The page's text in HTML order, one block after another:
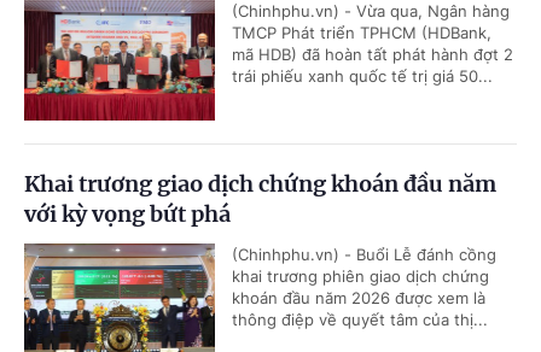
(Chinhphu.vn) - Vừa qua, Ngân hàng
TMCP Phát triển TPHCM (HDBank,
mã HDB) đã hoàn tất phát hành đợt 2
trái phiếu xanh quốc tế trị giá 50...
Khai trương giao dịch chứng khoán đầu năm
với kỳ vọng bứt phá
(Chinhphu.vn) - Buổi Lễ đánh cồng
khai trương phiên giao dịch chứng
khoán đầu năm 2026 được xem là
thông điệp về quyết tâm của thị...